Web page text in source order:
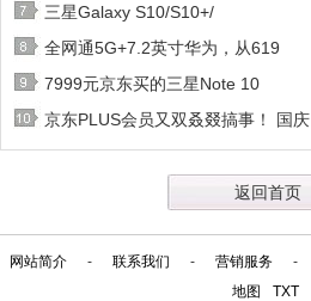
三星Galaxy S10/S10+/
全网通5G+7.2英寸华为，从619
7999元京东买的三星Note 10
京东PLUS会员又双叒叕搞事！ 国庆
返回首页
网站简介 - 联系我们 - 营销服务 -
地图
TXT